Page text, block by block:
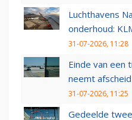
Luchthavens
onderhoud:
31-07-2026, 11:28
Einde van een
neemt
31-07-2026, 11:25
Gedeelde